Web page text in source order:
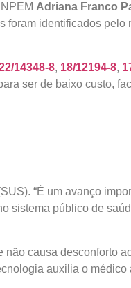
Adriana Franco
foram identificados pelo
14348-8, 18/12194-8,
ser de baixo custo,
“É um avanço
sistema público de
causa desconforto
auxilia o médico